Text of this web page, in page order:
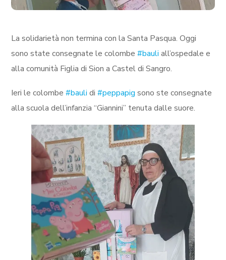
La solidarietà non termina con la Santa Pasqua. Oggi
sono state consegnate le colombe#bauli all’ospedale e
alla comunità Figlia di Sion a Castel di Sangro.
Ieri le colombe#bauli di#peppapig sono ste consegnate
alla scuola dell’infanzia “Giannini” tenuta dalle suore.